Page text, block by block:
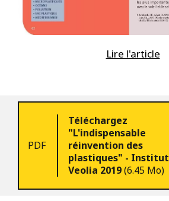
Lire l'article
PDF
Téléchargez
"L'indispensable
réinvention des
plastiques" - Institut
Veolia 2019(6.45 Mo)